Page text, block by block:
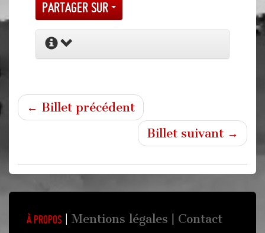
Partager sur
← Billet précédent
Billet suivant →
À propos Mentions légales Contact